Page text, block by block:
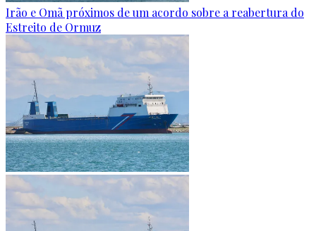
Irão e Omã próximos de um acordo sobre a reabertura do
Estreito de Ormuz